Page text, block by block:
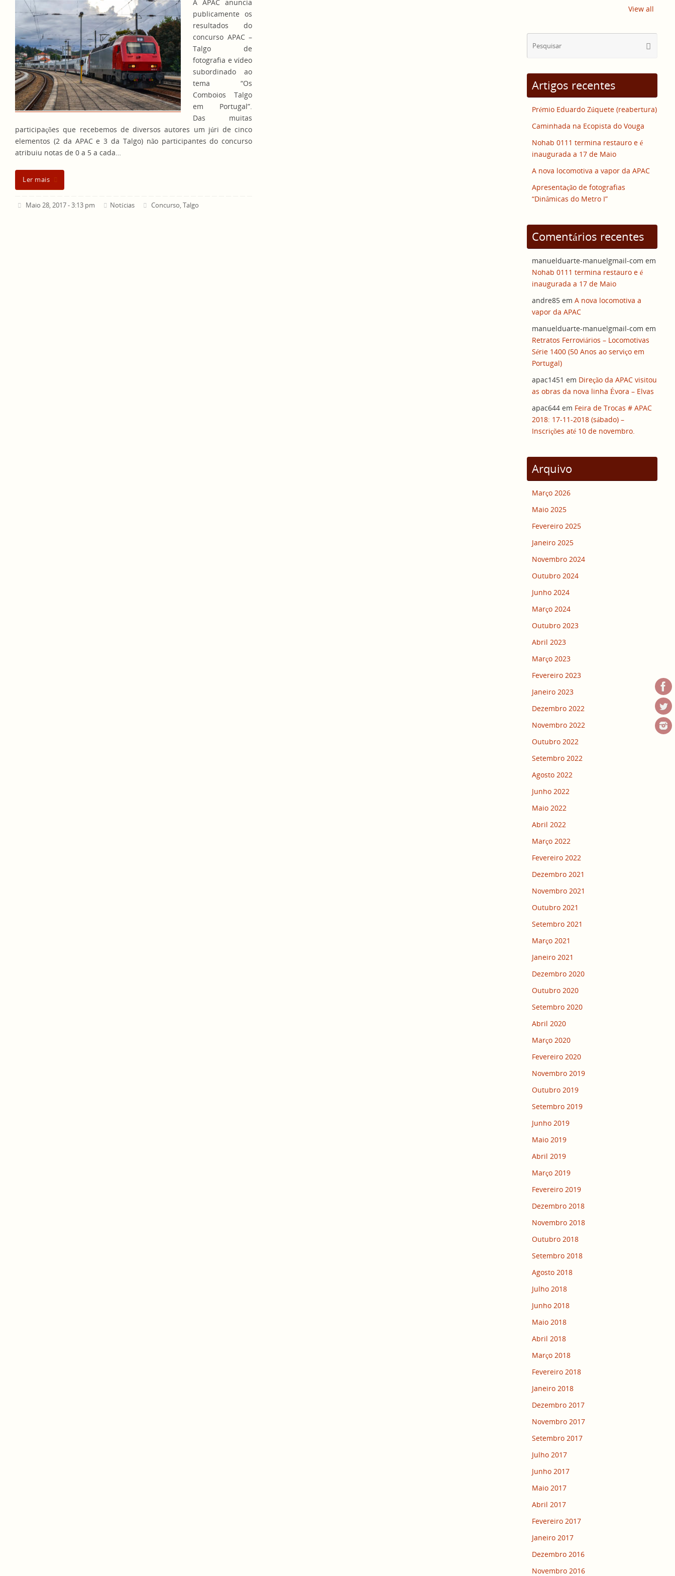
A APAC anuncia
publicamente os
resultados do
concurso APAC –
Talgo de
fotografia e vídeo
subordinado ao
tema “Os
Comboios Talgo
em Portugal”.
Das muitas
participações que recebemos de diversos autores um júri de cinco
elementos (2 da APAC e 3 da Talgo) não participantes do concurso
atribuiu notas de 0 a 5 a cada…
Ler mais
Maio 28, 2017 - 3:13 pm Notícias Concurso,Talgo
View all
Artigos recentes
Prémio Eduardo Zúquete (reabertura)
Caminhada na Ecopista do Vouga
Nohab 0111 termina restauro e é
inaugurada a 17 de Maio
A nova locomotiva a vapor da APAC
Apresentação de fotografias
“Dinâmicas do Metro I”
Comentários recentes
manuelduarte-manuelgmail-com em
Nohab 0111 termina restauro e é
inaugurada a 17 de Maio
andre85 em A nova locomotiva a
vapor da APAC
manuelduarte-manuelgmail-com em
Retratos Ferroviários – Locomotivas
Série 1400 (50 Anos ao serviço em
Portugal)
apac1451 em Direção da APAC visitou
as obras da nova linha Évora – Elvas
apac644 em Feira de Trocas # APAC
2018: 17-11-2018 (sábado) –
Inscrições até 10 de novembro.
Arquivo
Março 2026
Maio 2025
Fevereiro 2025
Janeiro 2025
Novembro 2024
Outubro 2024
Junho 2024
Março 2024
Outubro 2023
Abril 2023
Março 2023
Fevereiro 2023
Janeiro 2023
Dezembro 2022
Novembro 2022
Outubro 2022
Setembro 2022
Agosto 2022
Junho 2022
Maio 2022
Abril 2022
Março 2022
Fevereiro 2022
Dezembro 2021
Novembro 2021
Outubro 2021
Setembro 2021
Março 2021
Janeiro 2021
Dezembro 2020
Outubro 2020
Setembro 2020
Abril 2020
Março 2020
Fevereiro 2020
Novembro 2019
Outubro 2019
Setembro 2019
Junho 2019
Maio 2019
Abril 2019
Março 2019
Fevereiro 2019
Dezembro 2018
Novembro 2018
Outubro 2018
Setembro 2018
Agosto 2018
Julho 2018
Junho 2018
Maio 2018
Abril 2018
Março 2018
Fevereiro 2018
Janeiro 2018
Dezembro 2017
Novembro 2017
Setembro 2017
Julho 2017
Junho 2017
Maio 2017
Abril 2017
Fevereiro 2017
Janeiro 2017
Dezembro 2016
Novembro 2016